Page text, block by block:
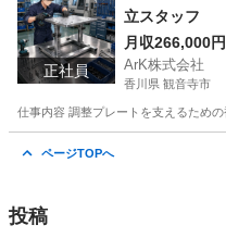
正社員
立スタッフ
月収266,000円
ArK株式会社
香川県 観音寺市
仕事内容 調整プレートを支えるため
ページTOPへ
投稿